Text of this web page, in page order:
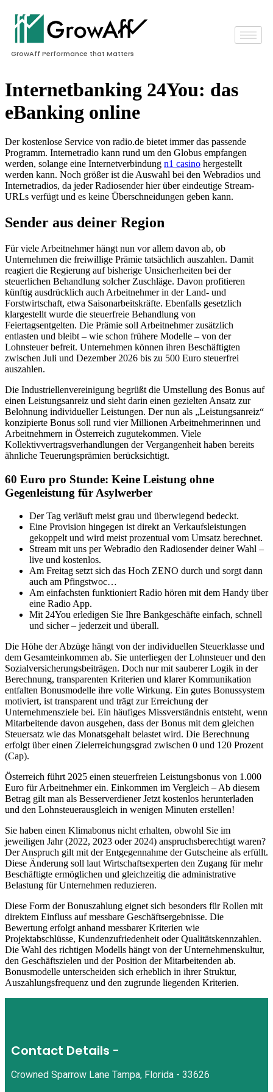
GrowAff Performance that Matters
Internetbanking 24You: das
eBanking online
Der kostenlose Service von radio.de bietet immer das passende
Programm. Internetradio kann rund um den Globus empfangen
werden, solange eine Internetverbindung n1 casino hergestellt
werden kann. Noch größer ist die Auswahl bei den Webradios und
Internetradios, da jeder Radiosender hier über eindeutige Stream-
URLs verfügt und es keine Überschneidungen geben kann.
Sender aus deiner Region
Für viele Arbeitnehmer hängt nun vor allem davon ab, ob
Unternehmen die freiwillige Prämie tatsächlich auszahlen. Damit
reagiert die Regierung auf bisherige Unsicherheiten bei der
steuerlichen Behandlung solcher Zuschläge. Davon profitieren
künftig ausdrücklich auch Arbeitnehmer in der Land- und
Forstwirtschaft, etwa Saisonarbeitskräfte. Ebenfalls gesetzlich
klargestellt wurde die steuerfreie Behandlung von
Feiertagsentgelten. Die Prämie soll Arbeitnehmer zusätzlich
entlasten und bleibt – wie schon frühere Modelle – von der
Lohnsteuer befreit. Unternehmen können ihren Beschäftigten
zwischen Juli und Dezember 2026 bis zu 500 Euro steuerfrei
auszahlen.
Die Industriellenvereinigung begrüßt die Umstellung des Bonus auf
einen Leistungsanreiz und sieht darin einen gezielten Ansatz zur
Belohnung individueller Leistungen. Der nun als „Leistungsanreiz“
konzipierte Bonus soll rund vier Millionen Arbeitnehmerinnen und
Arbeitnehmern in Österreich zugutekommen. Viele
Kollektivvertragsverhandlungen der Vergangenheit haben bereits
ähnliche Teuerungsprämien berücksichtigt.
60 Euro pro Stunde: Keine Leistung ohne
Gegenleistung für Asylwerber
Der Tag verläuft meist grau und überwiegend bedeckt.
Eine Provision hingegen ist direkt an Verkaufsleistungen
gekoppelt und wird meist prozentual vom Umsatz berechnet.
Stream mit uns per Webradio den Radiosender deiner Wahl –
live und kostenlos.
Am Freitag setzt sich das Hoch ZENO durch und sorgt dann
auch am Pfingstwoc…
Am einfachsten funktioniert Radio hören mit dem Handy über
eine Radio App.
Mit 24You erledigen Sie Ihre Bankgeschäfte einfach, schnell
und sicher – jederzeit und überall.
Die Höhe der Abzüge hängt von der individuellen Steuerklasse und
dem Gesamteinkommen ab. Sie unterliegen der Lohnsteuer und den
Sozialversicherungsbeiträgen. Doch nur mit sauberer Logik in der
Berechnung, transparenten Kriterien und klarer Kommunikation
entfalten Bonusmodelle ihre volle Wirkung. Ein gutes Bonussystem
motiviert, ist transparent und trägt zur Erreichung der
Unternehmensziele bei. Ein häufiges Missverständnis entsteht, wenn
Mitarbeitende davon ausgehen, dass der Bonus mit dem gleichen
Steuersatz wie das Monatsgehalt belastet wird. Die Berechnung
erfolgt über einen Zielerreichungsgrad zwischen 0 und 120 Prozent
(Cap).
Österreich führt 2025 einen steuerfreien Leistungsbonus von 1.000
Euro für Arbeitnehmer ein. Einkommen im Vergleich – Ab diesem
Betrag gilt man als Besserverdiener Jetzt kostenlos herunterladen
und den Lohnsteuerausgleich in wenigen Minuten erstellen!
Sie haben einen Klimabonus nicht erhalten, obwohl Sie im
jeweiligen Jahr (2022, 2023 oder 2024) anspruchsberechtigt waren?
Der Anspruch gilt mit der Entgegennahme der Gutscheine als erfüllt.
Diese Änderung soll laut Wirtschaftsexperten den Zugang für mehr
Beschäftigte ermöglichen und gleichzeitig die administrative
Belastung für Unternehmen reduzieren.
Diese Form der Bonuszahlung eignet sich besonders für Rollen mit
direktem Einfluss auf messbare Geschäftsergebnisse. Die
Bewertung erfolgt anhand messbarer Kriterien wie
Projektabschlüsse, Kundenzufriedenheit oder Qualitätskennzahlen.
Die Wahl des richtigen Modells hängt von der Unternehmenskultur,
den Geschäftszielen und der Position der Mitarbeitenden ab.
Bonusmodelle unterscheiden sich erheblich in ihrer Struktur,
Auszahlungsfrequenz und den zugrunde liegenden Kriterien.
Contact Details -
Crowned Sparrow Lane Tampa, Florida - 33626